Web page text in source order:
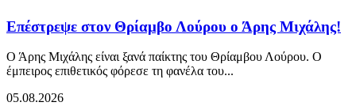
Επέστρεψε στον Θρίαμβο Λούρου ο Άρης Μιχάλης!
Ο Άρης Μιχάλης είναι ξανά παίκτης του Θρίαμβου Λούρου. Ο
έμπειρος επιθετικός φόρεσε τη φανέλα του...
05.08.2026